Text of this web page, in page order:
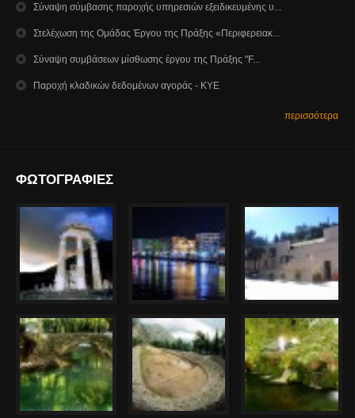
Σύναψη σύμβασης παροχής υπηρεσιών εξειδικευμένης υ...
Στελέχωση της Ομάδας Έργου της Πράξης «Περιφερειακ...
Σύναψη συμβάσεων μίσθωσης έργου της Πράξης "F...
Παροχή κλαδικών δεδομένων αγοράς - ΚΥΕ
περισσότερα
ΦΩΤΟΓΡΑΦΙΕΣ